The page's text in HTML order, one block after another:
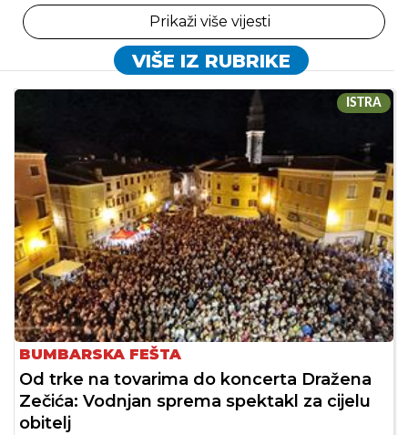
Prikaži više vijesti
VIŠE IZ RUBRIKE
ISTRA
BUMBARSKA FEŠTA
Od trke na tovarima do koncerta Dražena
Zečića: Vodnjan sprema spektakl za cijelu
obitelj